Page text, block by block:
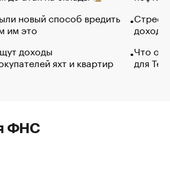
новый способ вредить
им это
доходы
яхт и квартир
Что
для
ФНС